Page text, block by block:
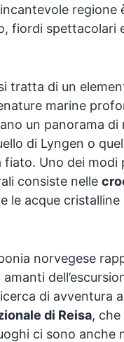
fiordi spettacolari
tratta di un
marine
un panorama di
di Lyngen o
fiato. Uno dei modi
consiste nelle
le acque cristalline
norvegese
di avventura
di Reisa, che
ci sono anche